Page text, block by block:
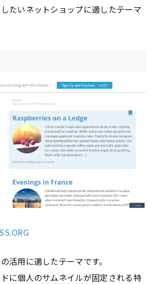
たいネットショップに適したテーマ
活用に適したテーマです。
に個人のサムネイルが固定される特